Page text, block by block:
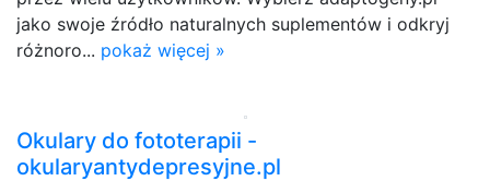
jako swoje źródło naturalnych suplementów i odkryj
różnoro... pokaż więcej »
Okulary do fototerapii -
okularyantydepresyjne.pl